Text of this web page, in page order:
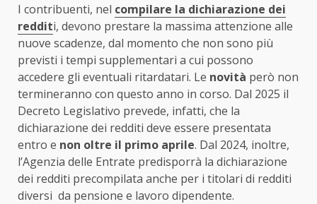
I contribuenti, nel compilare la dichiarazione dei
redditi, devono prestare la massima attenzione alle
nuove scadenze, dal momento che non sono più
previsti i tempi supplementari a cui possono
accedere gli eventuali ritardatari. Le novità però non
termineranno con questo anno in corso. Dal 2025 il
Decreto Legislativo prevede, infatti, che la
dichiarazione dei redditi deve essere presentata
entro e non oltre il primo aprile. Dal 2024, inoltre,
l’Agenzia delle Entrate predisporrà la dichiarazione
dei redditi precompilata anche per i titolari di redditi
diversi da pensione e lavoro dipendente.